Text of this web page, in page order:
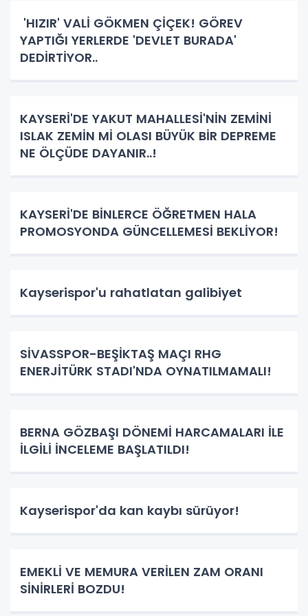
'HIZIR' VALİ GÖKMEN ÇİÇEK! GÖREV
YAPTIĞI YERLERDE 'DEVLET BURADA'
DEDİRTİYOR..
KAYSERİ'DE YAKUT MAHALLESİ'NİN ZEMİNİ
ISLAK ZEMİN Mİ OLASI BÜYÜK BİR DEPREME
NE ÖLÇÜDE DAYANIR..!
KAYSERİ'DE BİNLERCE ÖĞRETMEN HALA
PROMOSYONDA GÜNCELLEMESİ BEKLİYOR!
Kayserispor'u rahatlatan galibiyet
SİVASSPOR-BEŞİKTAŞ MAÇI RHG
ENERJİTÜRK STADI'NDA OYNATILMAMALI!
BERNA GÖZBAŞI DÖNEMİ HARCAMALARI İLE
İLGİLİ İNCELEME BAŞLATILDI!
Kayserispor'da kan kaybı sürüyor!
EMEKLİ VE MEMURA VERİLEN ZAM ORANI
SİNİRLERİ BOZDU!